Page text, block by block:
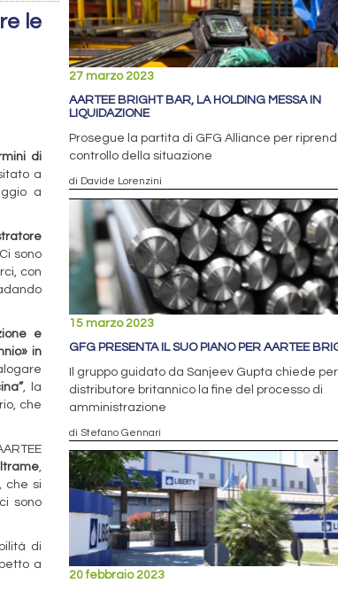
le
di
a
a
sono
con
e
in
, la
che
,
, che si
sono
di
a
27 marzo 2023
AARTEE BRIGHT BAR, LA HOLDING MESSA IN
LIQUIDAZIONE
Prosegue la partita di GFG Alliance per
controllo della situazione
di Davide Lorenzini
15 marzo 2023
GFG PRESENTA IL SUO PIANO PER AARTEE
Il gruppo guidato da Sanjeev Gupta chiede per
distributore britannico la fine del processo di
amministrazione
di Stefano Gennari
20 febbraio 2023